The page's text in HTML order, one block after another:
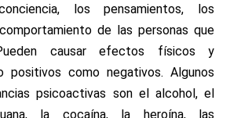
los pensamientos, los
de las personas que
causar efectos físicos y
positivos como negativos. Algunos
psicoactivas son el alcohol, el
la cocaína, la heroína, las